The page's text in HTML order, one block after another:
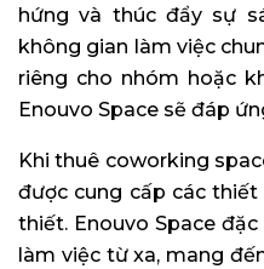
hứng và thúc đẩy sự
không gian làm việc
riêng cho nhóm hoặc
Enouvo Space sẽ đáp
Khi thuê coworking
được cung cấp các
thiết. Enouvo Space
làm việc từ xa, mang